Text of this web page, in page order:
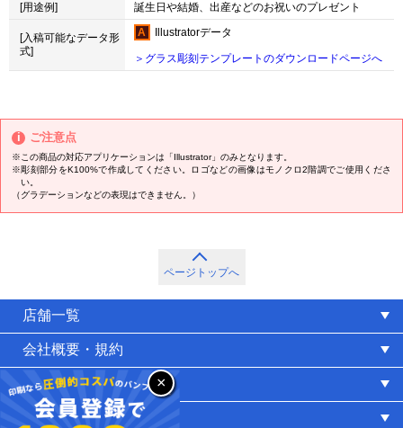
[用途例]
誕生日や結婚、出産などのお祝いのプレゼント
[入稿可能なデータ形
式]
Illustratorデータ
＞グラス彫刻テンプレートのダウンロードページへ
ご注意点
※この商品の対応アプリケーションは「Illustrator」のみとなります。
※彫刻部分をK100%で作成してください。ロゴなどの画像はモノクロ2階調でご使用くださ
い。
（グラデーションなどの表現はできません。）
ページトップへ
店舗一覧
会社概要・規約
推奨環境
サイトマップ
×